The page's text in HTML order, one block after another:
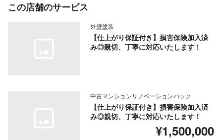
この店舗のサービス
外壁塗装
【仕上がり保証付き】損害保険加入済
み◎親切、丁寧に対応いたします！
中古マンションリノベーションパック
【仕上がり保証付き】損害保険加入済
み◎親切、丁寧に対応いたします！
¥1,500,000